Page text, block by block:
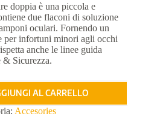
doppia è una piccola e
due flaconi di soluzione
oculari. Fornendo un
per infortuni minori agli occhi
anche le linee guida
& Sicurezza.
AL CARRELLO
Accesories